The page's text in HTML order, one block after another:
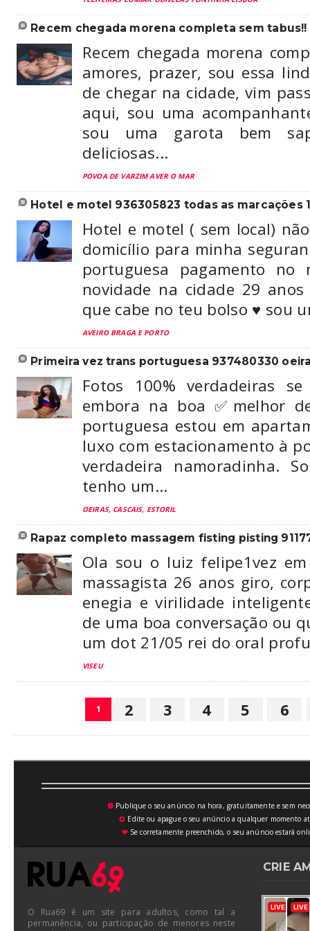
recem chegada morena completa sem tabus!!
Recem chegada morena
amores, prazer, sou essa
de chegar na cidade, vim
aqui, sou uma
sou uma garota bem
deliciosas...
POVOA DE VARZIM AVER O MAR
hotel e motel 936305823 todas as marcações
Hotel e motel ( sem local)
domicílio para minha
portuguesa pagamento no
novidade na cidade 29
que cabe no teu bolso ♥️ sou
AVEIRO BRAGA E PORTO
primeira vez trans portuguesa 937480330
Fotos 100% verdadeiras
embora na boa ✅melhor
portuguesa estou em
luxo com estacionamento à
verdadeira namoradinha.
tenho um...
OEIRAS, CASCAIS, ESTORIL
rapaz completo massagem fisting pisting
Ola sou o luiz felipe1vez
massagista 26 anos giro,
enegia e virilidade
de uma boa conversação ou
um dot 21/05 rei do oral
VISEU
1 2 3 4 5 6
💥Publique o seu anúncio na hora, gratuitamente e sem
⚙ Edite ou apague o seu anúncio a qualquer momento
♥Se corretamente preenchido, o seu anúncio estará
O Rua69 é um site para adultos, como tal a
permanência, ou participação de menores neste
CRIE